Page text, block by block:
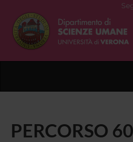
PERCORSO